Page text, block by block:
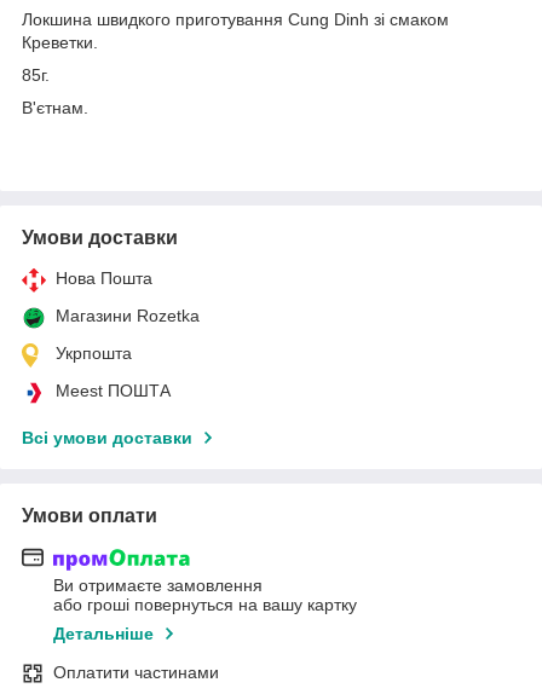
Локшина швидкого приготування Cung Dinh зі смаком
Креветки.
85г.
В'єтнам.
Умови доставки
Нова Пошта
Магазини Rozetka
Укрпошта
Meest ПОШТА
Всі умови доставки
Умови оплати
Ви отримаєте замовлення
або гроші повернуться на вашу картку
Детальніше
Оплатити частинами